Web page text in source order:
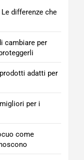
differenze che
cambiare per
adatti per
per i
come